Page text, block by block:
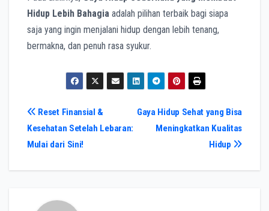
Hidup Lebih Bahagia adalah pilihan terbaik bagi siapa
saja yang ingin menjalani hidup dengan lebih tenang,
bermakna, dan penuh rasa syukur.
Post
navigation
Gaya Hidup Sehat yang Bisa
Meningkatkan Kualitas
Hidup
Reset Finansial &
Kesehatan Setelah Lebaran:
Mulai dari Sini!